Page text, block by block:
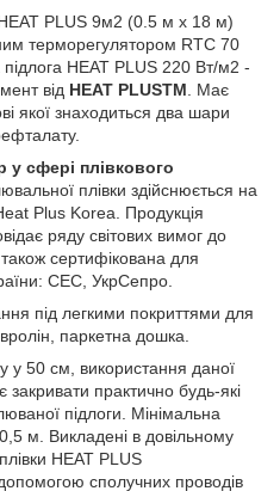
PLUS 9м2 (0.5 м х 18 м)
терморегулятором RTC 70
HEAT PLUS 220 Вт/м2 -
від HEAT PLUSТМ . Має
якої знаходиться два шари
у сфері плівкового
плівки здійснюється на
Plus Korea. Продукція
ряду світових вимог до
сертифікована для
СЕС, УкрСепро.
під легкими покриттями для
паркетна дошка.
у 50 см, використання даної
практично будь-які
підлоги. Мінімальна
0,5 м. Викладені в довільному
HEAT PLUS
сполучних проводів